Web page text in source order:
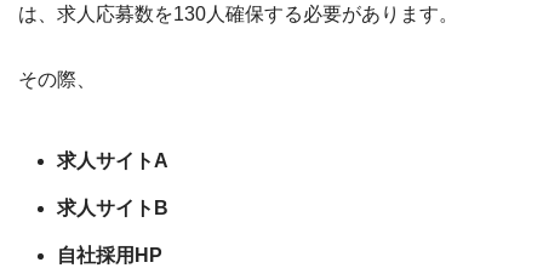
は、求人応募数を130人確保する必要があります。
その際、
求人サイトA
求人サイトB
自社採用HP